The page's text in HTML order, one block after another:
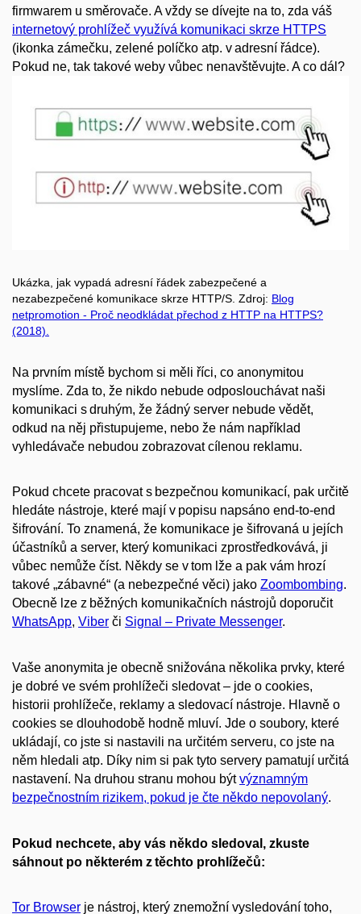
firmwarem u směrovače. A vždy se dívejte na to, zda váš
internetový prohlížeč využívá komunikaci skrze HTTPS
(ikonka zámečku, zelené políčko atp. v adresní řádce).
Pokud ne, tak takové weby vůbec nenavštěvujte. A co dál?
Ukázka, jak vypadá adresní řádek zabezpečené a
nezabezpečené komunikace skrze HTTP/S. Zdroj: Blog
netpromotion - Proč neodkládat přechod z HTTP na HTTPS?
(2018).
Na prvním místě bychom si měli říci, co anonymitou
myslíme. Zda to, že nikdo nebude odposlouchávat naši
komunikaci s druhým, že žádný server nebude vědět,
odkud na něj přistupujeme, nebo že nám například
vyhledávače nebudou zobrazovat cílenou reklamu.
Pokud chcete pracovat s bezpečnou komunikací, pak určitě
hledáte nástroje, které mají v popisu napsáno end-to-end
šifrování. To znamená, že komunikace je šifrovaná u jejích
účastníků a server, který komunikaci zprostředkovává, ji
vůbec nemůže číst. Někdy se v tom lže a pak vám hrozí
takové „zábavné“ (a nebezpečné věci) jako Zoombombing.
Obecně lze z běžných komunikačních nástrojů doporučit
WhatsApp, Viber či Signal – Private Messenger.
Vaše anonymita je obecně snižována několika prvky, které
je dobré ve svém prohlížeči sledovat – jde o cookies,
historii prohlížeče, reklamy a sledovací nástroje. Hlavně o
cookies se dlouhodobě hodně mluví. Jde o soubory, které
ukládají, co jste si nastavili na určitém serveru, co jste na
něm hledali atp. Díky nim si pak tyto servery pamatují určitá
nastavení. Na druhou stranu mohou býtvýznamným
bezpečnostním rizikem, pokud je čte někdo nepovolaný.
Pokud nechcete, aby vás někdo sledoval, zkuste
sáhnout po některém z těchto prohlížečů:
Tor Browser je nástroj, který znemožní vysledování toho,